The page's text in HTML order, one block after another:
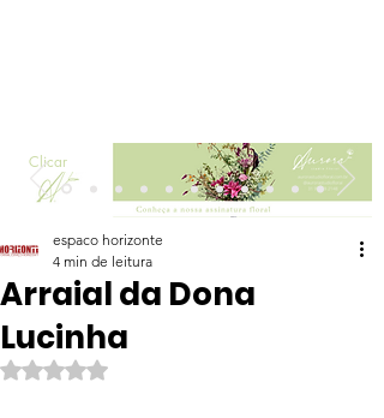
Clicar
Arraial da Dona
Lucinha
espaco horizonte
4 min de leitura
Avaliado com NaN de 5 estrelas.